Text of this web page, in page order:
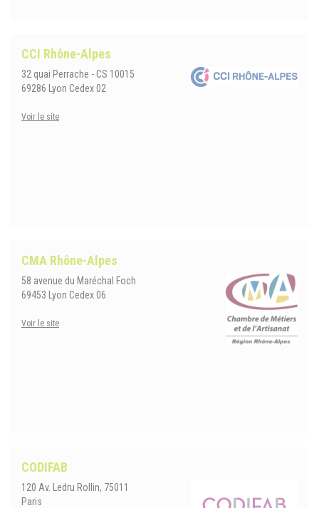
CCI Rhône-Alpes
32 quai Perrache - CS 10015
69286 Lyon Cedex 02
Voir le site
CMA Rhône-Alpes
58 avenue du Maréchal Foch
69453 Lyon Cedex 06
Voir le site
CODIFAB
120 Av. Ledru Rollin, 75011
Paris